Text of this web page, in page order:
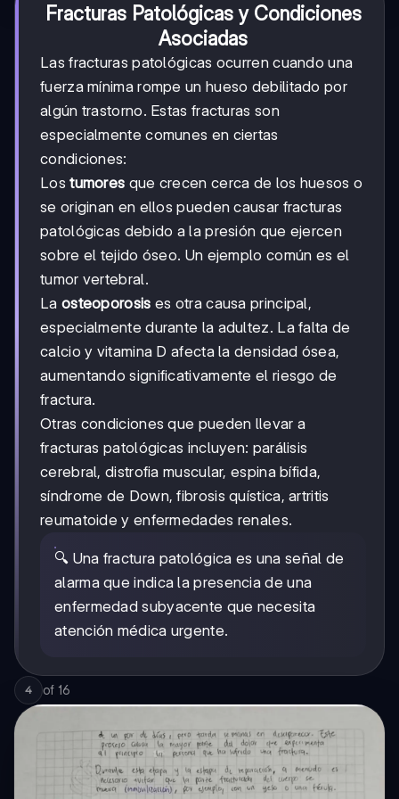
Fracturas Patológicas y Condiciones
Asociadas
Las fracturas patológicas ocurren cuando una
fuerza mínima rompe un hueso debilitado por
algún trastorno. Estas fracturas son
especialmente comunes en ciertas
condiciones:
Lostumores que crecen cerca de los huesos o
se originan en ellos pueden causar fracturas
patológicas debido a la presión que ejercen
sobre el tejido óseo. Un ejemplo común es el
tumor vertebral.
La osteoporosis es otra causa principal,
especialmente durante la adultez. La falta de
calcio y vitamina D afecta la densidad ósea,
aumentando significativamente el riesgo de
fractura.
Otras condiciones que pueden llevar a
fracturas patológicas incluyen: parálisis
cerebral, distrofia muscular, espina bífida,
síndrome de Down, fibrosis quística, artritis
reumatoide y enfermedades renales.
🔍 Una fractura patológica es una señal de
alarma que indica la presencia de una
enfermedad subyacente que necesita
atención médica urgente.
4 of 16